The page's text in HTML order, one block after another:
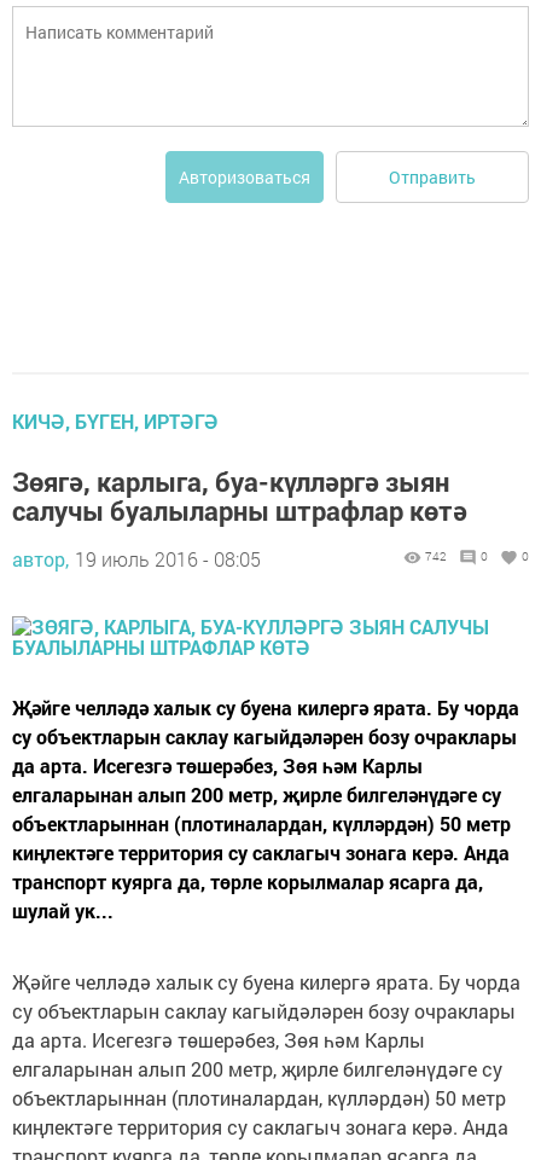
Авторизоваться Отправить
КИЧӘ, БҮГЕН, ИРТӘГӘ
Зөягә, карлыга, буа-күлләргә зыян
салучы буалыларны штрафлар көтә
автор, 19 июль 2016 - 08:05 742 0 0
Җәйге челләдә халык су буена килергә ярата. Бу чорда
су объектларын саклау кагыйдәләрен бозу очраклары
да арта. Исегезгә төшерәбез, Зөя һәм Карлы
елгаларынан алып 200 метр, җирле билгеләнүдәге су
объектларыннан (плотиналардан, күлләрдән) 50 метр
киңлектәге территория су саклагыч зонага керә. Анда
транспорт куярга да, төрле корылмалар ясарга да,
шулай ук...
Җәйге челләдә халык су буена килергә ярата. Бу чорда
су объектларын саклау кагыйдәләрен бозу очраклары
да арта. Исегезгә төшерәбез, Зөя һәм Карлы
елгаларынан алып 200 метр, җирле билгеләнүдәге су
объектларыннан (плотиналардан, күлләрдән) 50 метр
киңлектәге территория су саклагыч зонага керә. Анда